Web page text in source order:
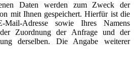
Daten werden zum Zweck der
mit Ihnen gespeichert. Hierfür ist die
Adresse sowie Ihres Namens
Zuordnung der Anfrage und der
derselben. Die Angabe weiterer